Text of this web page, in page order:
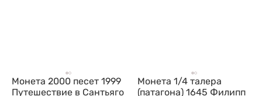
Монета 2000 песет 1999
Путешествие в Сантьяго
Монета 1/4 талера
(патагона) 1645 Филипп